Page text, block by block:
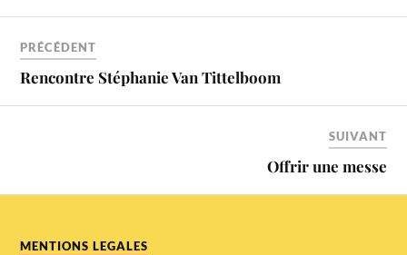
PRÉCÉDENT
Rencontre Stéphanie Van Tittelboom
SUIVANT
Offrir une messe
MENTIONS LEGALES